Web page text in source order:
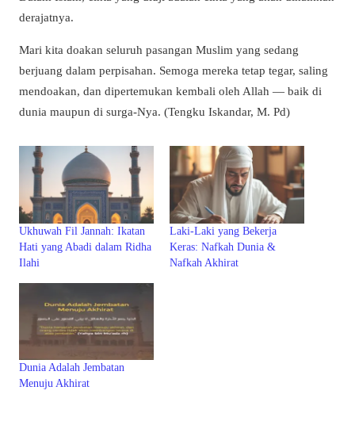
derajatnya.
Mari kita doakan seluruh pasangan Muslim yang sedang
berjuang dalam perpisahan. Semoga mereka tetap tegar, saling
mendoakan, dan dipertemukan kembali oleh Allah — baik di
dunia maupun di surga-Nya. (Tengku Iskandar, M. Pd)
Ukhuwah Fil Jannah: Ikatan
Hati yang Abadi dalam Ridha
Ilahi
Laki-Laki yang Bekerja
Keras: Nafkah Dunia &
Nafkah Akhirat
Dunia Adalah Jembatan
Menuju Akhirat